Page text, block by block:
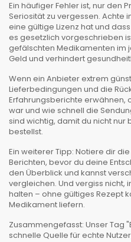
Ein häufiger Fehler ist, nur den
Seriosität zu vergessen. Achte
eine gültige Lizenz hat und
es gesetzlich vorgeschrieben
gefälschten Medikamenten im
Geld und verhindert
Wenn ein Anbieter extrem
Lieferbedingungen und die
Erfahrungsberichte erwähnen,
war und wie schnell die
sind wichtig, damit du nicht nur
bestellst.
Ein weiterer Tipp: Notiere dir
Berichten, bevor du deine
den Überblick und kannst
vergleichen. Und vergiss nicht,
halten – ohne gültiges Rezept
Medikament liefern.
Zusammengefasst: Unser Tag
schnelle Quelle für echte